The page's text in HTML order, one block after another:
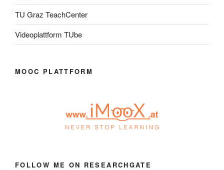
TU Graz TeachCenter
Videoplattform TUbe
MOOC PLATTFORM
FOLLOW ME ON RESEARCHGATE